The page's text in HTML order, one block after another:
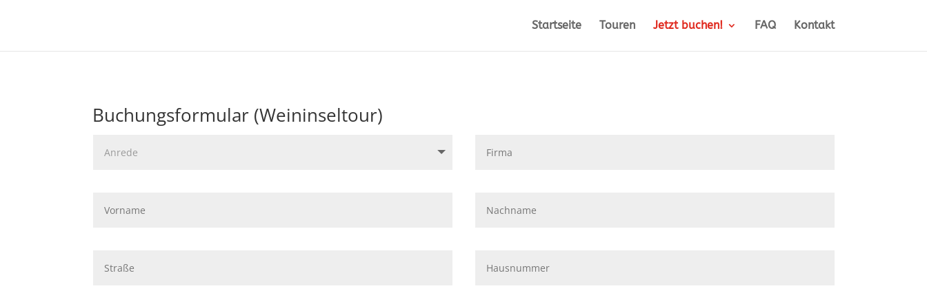
Startseite Touren Jetzt buchen! FAQ Kontakt
Buchungsformular (Weininseltour)